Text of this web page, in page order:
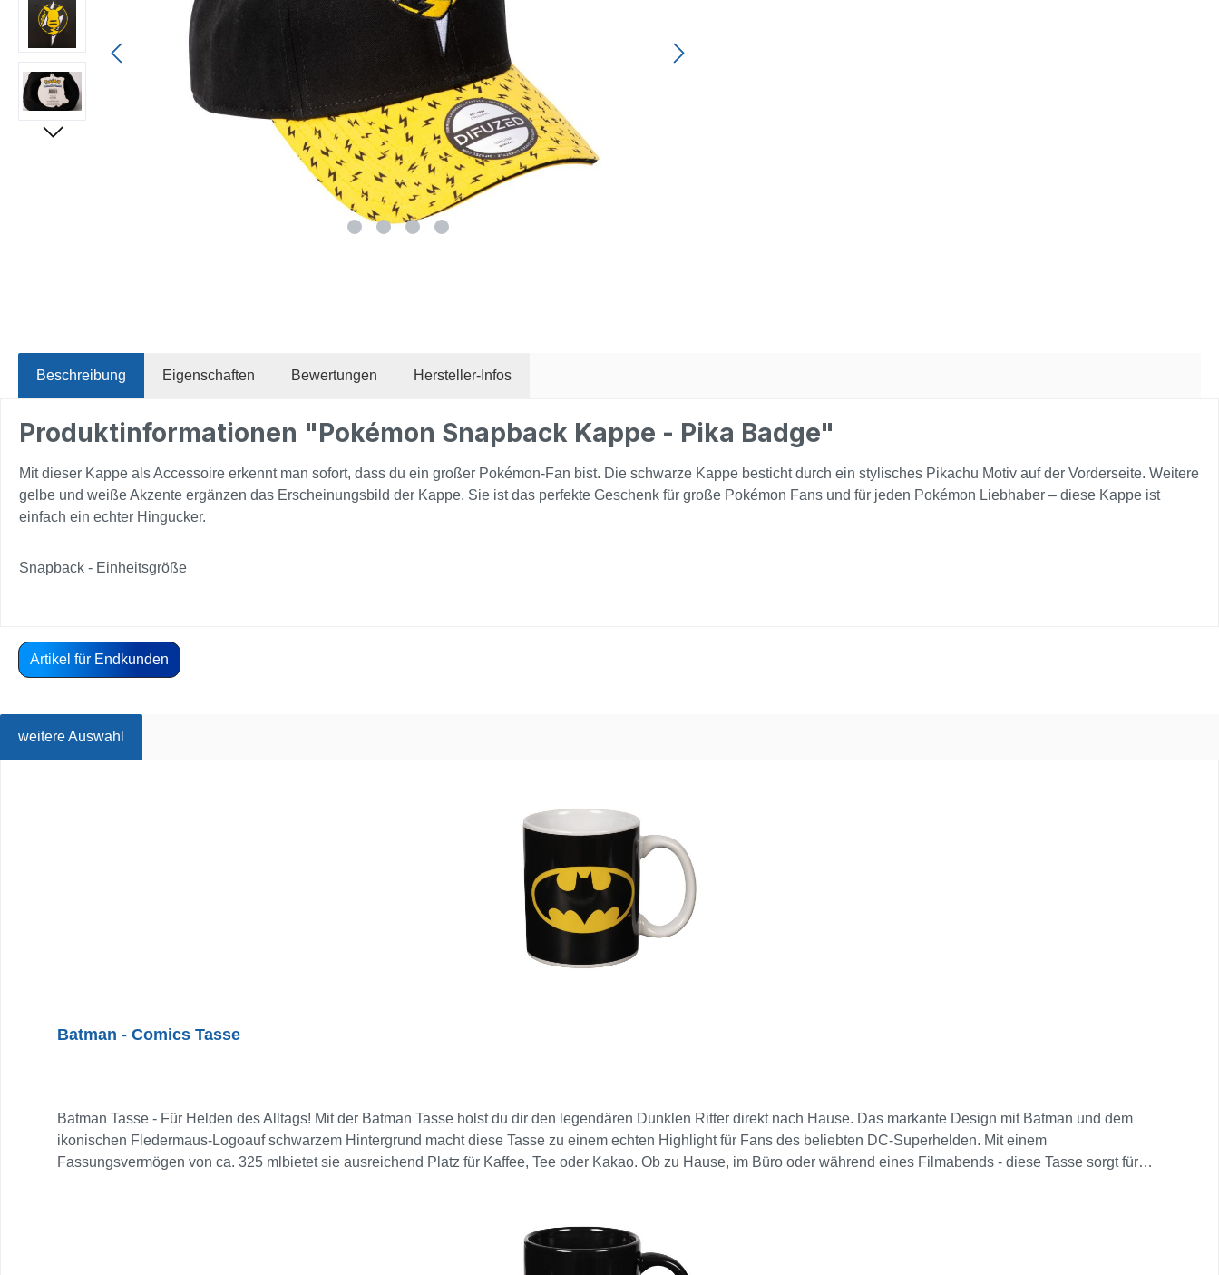
Beschreibung Eigenschaften Bewertungen Hersteller-Infos
Produktinformationen "Pokémon Snapback Kappe - Pika Badge"
Mit dieser Kappe als Accessoire erkennt man sofort, dass du ein großer Pokémon-Fan bist. Die schwarze Kappe besticht durch ein stylisches Pikachu Motiv auf der Vorderseite. Weitere
gelbe und weiße Akzente ergänzen das Erscheinungsbild der Kappe. Sie ist das perfekte Geschenk für große Pokémon Fans und für jeden Pokémon Liebhaber – diese Kappe ist
einfach ein echter Hingucker.
Snapback - Einheitsgröße
Artikel für Endkunden
weitere Auswahl
Batman - Comics Tasse
Batman Tasse - Für Helden des Alltags! Mit der Batman Tasse holst du dir den legendären Dunklen Ritter direkt nach Hause. Das markante Design mit Batman und dem
ikonischen Fledermaus-Logoauf schwarzem Hintergrund macht diese Tasse zu einem echten Highlight für Fans des beliebten DC-Superhelden. Mit einem
Fassungsvermögen von ca. 325 mlbietet sie ausreichend Platz für Kaffee, Tee oder Kakao. Ob zu Hause, im Büro oder während eines Filmabends - diese Tasse sorgt für